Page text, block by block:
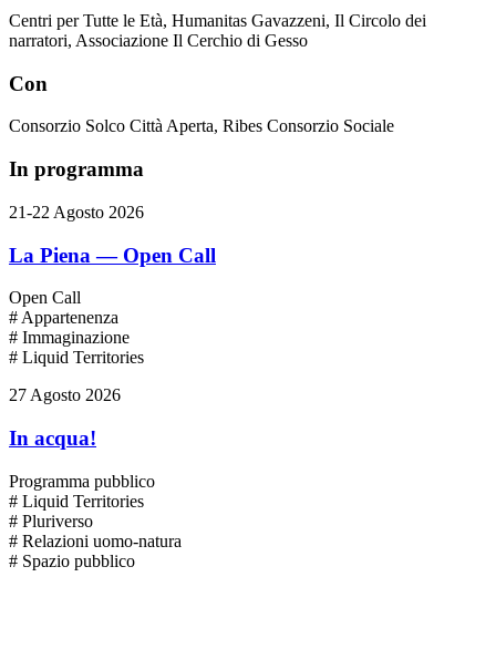
Centri per Tutte le Età, Humanitas Gavazzeni, Il Circolo dei
narratori, Associazione Il Cerchio di Gesso
Con
Consorzio Solco Città Aperta, Ribes Consorzio Sociale
In programma
21-22 Agosto 2026
La Piena — Open Call
Open Call
# Appartenenza
# Immaginazione
# Liquid Territories
27 Agosto 2026
In acqua!
Programma pubblico
# Liquid Territories
# Pluriverso
# Relazioni uomo-natura
# Spazio pubblico